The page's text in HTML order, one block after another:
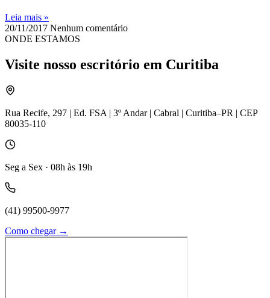
Leia mais »
20/11/2017 Nenhum comentário
ONDE ESTAMOS
Visite nosso escritório em Curitiba
Rua Recife, 297 | Ed. FSA | 3º Andar | Cabral | Curitiba–PR | CEP
80035-110
Seg a Sex · 08h às 19h
(41) 99500-9977
Como chegar →